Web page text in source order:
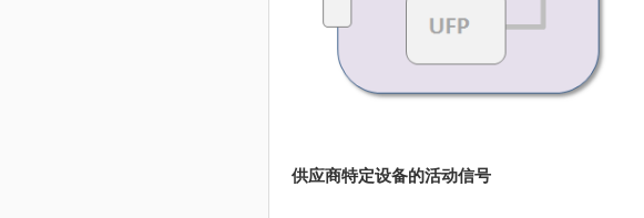
供应商特定设备的活动信号